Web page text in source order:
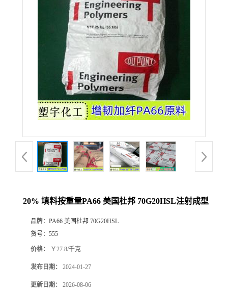
20% 填料按重量PA66 美国杜邦 70G20HSL注射成型
品牌： PA66 美国杜邦 70G20HSL
货号： 555
价格： ￥27.8/千克
发布日期： 2024-01-27
更新日期： 2026-08-06